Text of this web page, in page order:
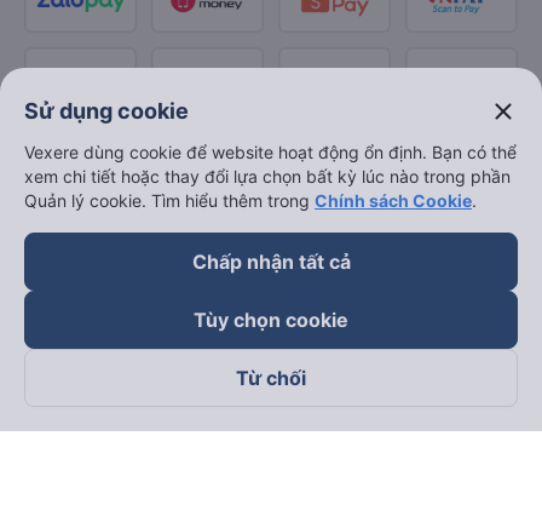
Theo dõi chúng tôi trên
Sử dụng cookie close
Vexere dùng cookie để website hoạt động ổn định. Bạn có thể
xem chi tiết hoặc thay đổi lựa chọn bất kỳ lúc nào trong phần
Quản lý cookie. Tìm hiểu thêm trong Chính sách Cookie.
Chấp nhận tất cả
Tùy chọn cookie
Từ chối